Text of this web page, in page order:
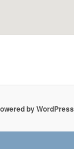
by WordPress